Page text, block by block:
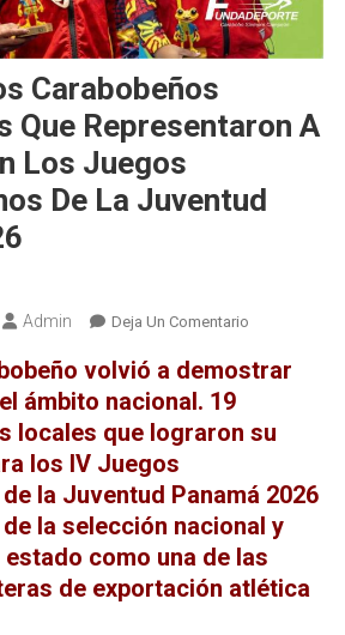
Carabobeños
Que Representaron A
Los Juegos
De La Juventud
Admin Deja Un ComentarioEn
A
Carabobeños
Que
A
Venezuela
En
volvió a demostrar
ámbito nacional. 19
locales que lograron su
los IV Juegos
la Juventud Panamá 2026
la selección nacional y
como una de las
de exportación atlética